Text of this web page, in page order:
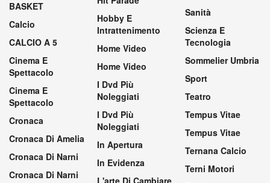
BASKET
Calcio
CALCIO A 5
Cinema E
Spettacolo
Cinema E
Spettacolo
Cronaca
Cronaca Di Amelia
Cronaca Di Narni
Cronaca Di Narni
Hobby E
Intrattenimento
Home Video
Home Video
I Dvd Più
Noleggiati
I Dvd Più
Noleggiati
In Apertura
In Evidenza
L'arte Di Cambiare
Sanità
Scienza E
Tecnologia
Sommelier Umbria
Sport
Teatro
Tempus Vitae
Tempus Vitae
Ternana Calcio
Terni Motori